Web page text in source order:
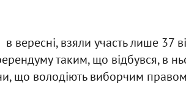
вересні, взяли участь лише 37
таким, що відбувся, в
що володіють виборчим